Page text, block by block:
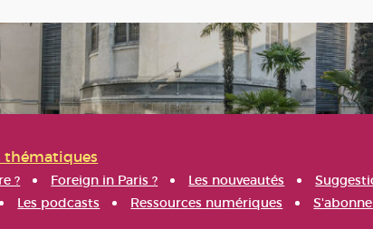
thématiques
? Foreign in Paris ? Les nouveautés
Les podcasts Ressources numériques